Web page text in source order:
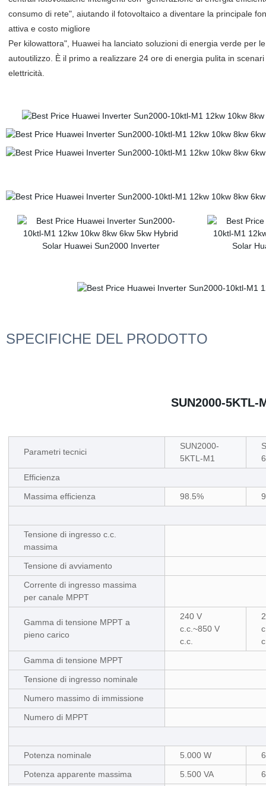
consumo di rete", aiutando il fotovoltaico a diventare la principale
attiva e costo migliore
Per kilowattora", Huawei ha lanciato soluzioni di energia verde per
autoutilizzo. È il primo a realizzare 24 ore di energia pulita in
elettricità.
SPECIFICHE DEL PRODOTTO
SUN2000-5KTL-
Parametri tecnici
SUN2000-
5KTL-M1
Efficienza
Massima efficienza
98.5%
Tensione di ingresso c.c.
massima
Tensione di avviamento
Corrente di ingresso massima
per canale MPPT
Gamma di tensione MPPT a
pieno carico
240 V
c.c.~850 V
c.c.
Gamma di tensione MPPT
Tensione di ingresso nominale
Numero massimo di immissione
Numero di MPPT
Potenza nominale 5.000 W
Potenza apparente massima
5.500 VA